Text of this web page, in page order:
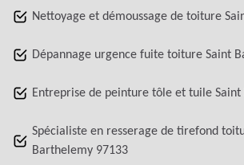
Nettoyage et démoussage de toiture
Dépannage urgence fuite toiture Saint
Entreprise de peinture tôle et tuile
Spécialiste en resserage de tirefond
Barthelemy 97133